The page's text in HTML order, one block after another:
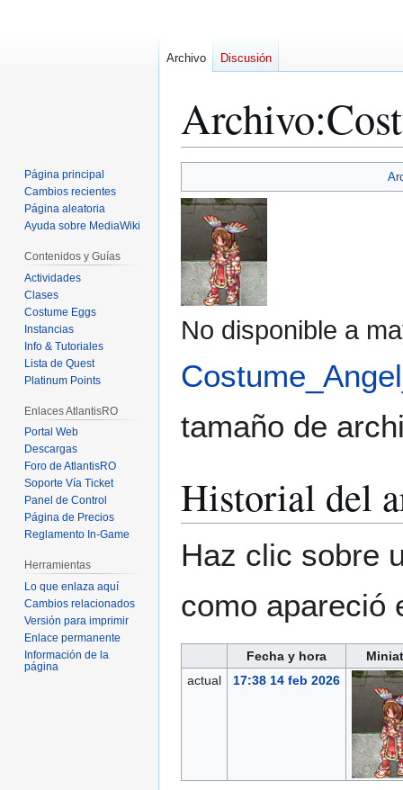
Archivo:
a
la
navegación
a
la
búsqueda
No disponible a
tamaño de
Historial del
Haz clic sobre
como apareció
Fecha y hora
actual
17:38 14 feb 2026
Archivo Discusión
Página principal
Cambios recientes
Página aleatoria
Ayuda sobre MediaWiki
Contenidos y Guías
Actividades
Clases
Costume Eggs
Instancias
Info & Tutoriales
Lista de Quest
Platinum Points
Enlaces AtlantisRO
Portal Web
Descargas
Foro de AtlantisRO
Soporte Vía Ticket
Panel de Control
Página de Precios
Reglamento In-Game
Herramientas
Lo que enlaza aquí
Cambios relacionados
Versión para imprimir
Enlace permanente
Información de la
página